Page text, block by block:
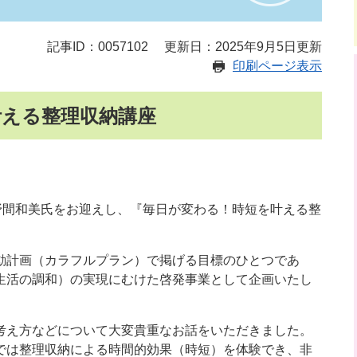
記事ID：0057102
更新日：2025年9月5日更新
印刷ページ表示
る整理収納講座
美氏をお迎えし、『毎日が変わる！時短を叶える整
画（カラフルプラン）で掲げる目標のひとつであ
の調和）の実現にむけた啓発事業として企画いたし
方などについて大変貴重なお話をいただきました。
整理収納による時間的効果（時短）を体験でき、非